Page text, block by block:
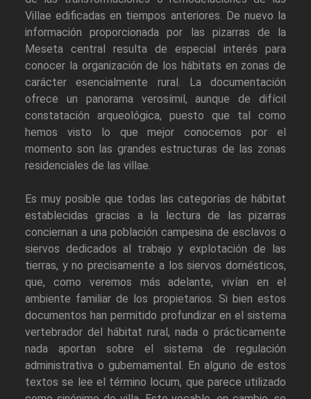
Villae edificadas en tiempos anteriores. De nuevo la
información proporcionada por las pizarras de la
Meseta central resulta de especial interés para
conocer la organización de los hábitats en zonas de
carácter esencialmente rural. La documentación
ofrece un panorama verosímil, aunque de difícil
constatación arqueológica, puesto que tal como
hemos visto lo que mejor conocemos por el
momento son las grandes estructuras de las zonas
residenciales de las villae.
Es muy posible que todas las categorías de hábitat
establecidas gracias a la lectura de las pizarras
conciernan a una población campesina de esclavos o
siervos dedicados al trabajo y explotación de las
tierras, y no precisamente a los siervos domésticos,
que, como veremos más adelante, vivían en el
ambiente familiar de los propietarios. Si bien estos
documentos han permitido profundizar en el sistema
vertebrador del hábitat rural, nada o prácticamente
nada aportan sobre el sistema de regulación
administrativa o gubernamental. En alguno de estos
textos se lee el término locum, que parece utilizado